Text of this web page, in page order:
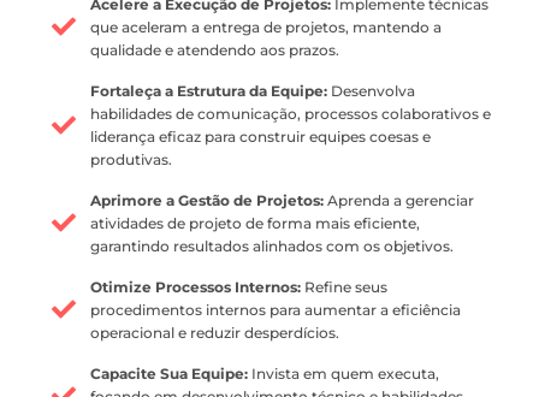
Acelere a Execução de Projetos: Implemente técnicas
que aceleram a entrega de projetos, mantendo a
qualidade e atendendo aos prazos.
Fortaleça a Estrutura da Equipe: Desenvolva
habilidades de comunicação, processos colaborativos e
liderança eficaz para construir equipes coesas e
produtivas.
Aprimore a Gestão de Projetos: Aprenda a gerenciar
atividades de projeto de forma mais eficiente,
garantindo resultados alinhados com os objetivos.
Otimize Processos Internos: Refine seus
procedimentos internos para aumentar a eficiência
operacional e reduzir desperdícios.
Capacite Sua Equipe: Invista em quem executa,